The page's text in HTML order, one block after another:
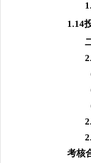
1.14
2
2
考核